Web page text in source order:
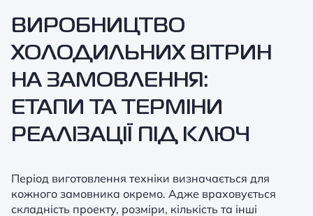
ВИРОБНИЦТВО
ХОЛОДИЛЬНИХ ВІТРИН
НА ЗАМОВЛЕННЯ:
ЕТАПИ ТА ТЕРМІНИ
РЕАЛІЗАЦІЇ ПІД КЛЮЧ
Період виготовлення техніки визначається для
кожного замовника окремо. Адже враховується
складність проекту, розміри, кількість та інші